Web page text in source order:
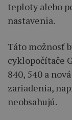
teploty alebo
nastavenia.
Táto možnosť
cyklopočítače
840, 540 a
zariadenia,
neobsahujú.